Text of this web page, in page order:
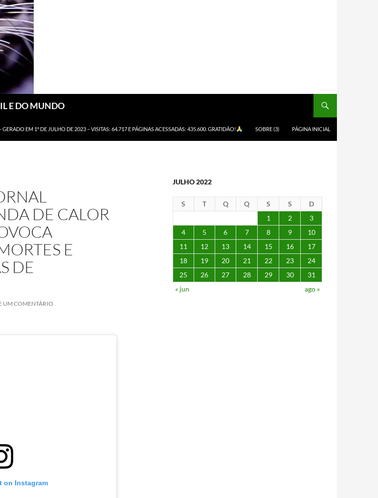
E DO MUNDO
EM 1º DE JULHO DE 2023 – VISITAS: 64.717 E PÁGINAS ACESSADAS: 435.600. GRATIDÃO! SOBRE (3) PÁGINA INICIAL
DE CALOR
E
DE
UM COMENTÁRIO
on Instagram
JULHO 2022
S T Q Q S S
D
1
2
3
4
5 6 7 8 9
10
11
12 13 14 15 16
17
18
19 20 21 22 23
24
25
26 27 28 29 30
31
« jun
ago »